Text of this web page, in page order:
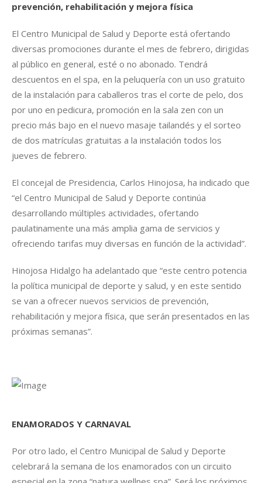
prevención, rehabilitación y mejora física
El Centro Municipal de Salud y Deporte está ofertando
diversas promociones durante el mes de febrero, dirigidas
al público en general, esté o no abonado. Tendrá
descuentos en el spa, en la peluquería con un uso gratuito
de la instalación para caballeros tras el corte de pelo, dos
por uno en pedicura, promoción en la sala zen con un
precio más bajo en el nuevo masaje tailandés y el sorteo
de dos matrículas gratuitas a la instalación todos los
jueves de febrero.
El concejal de Presidencia, Carlos Hinojosa, ha indicado que
“el Centro Municipal de Salud y Deporte continúa
desarrollando múltiples actividades, ofertando
paulatinamente una más amplia gama de servicios y
ofreciendo tarifas muy diversas en función de la actividad”.
Hinojosa Hidalgo ha adelantado que “este centro potencia
la política municipal de deporte y salud, y en este sentido
se van a ofrecer nuevos servicios de prevención,
rehabilitación y mejora física, que serán presentados en las
próximas semanas”.
ENAMORADOS Y CARNAVAL
Por otro lado, el Centro Municipal de Salud y Deporte
celebrará la semana de los enamorados con un circuito